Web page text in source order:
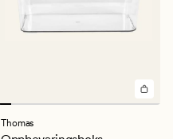
Thomas